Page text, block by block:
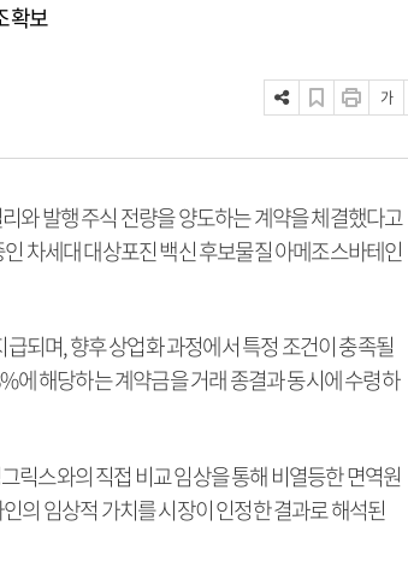
확보
가
와 발행 주식 전량을 양도하는 계약을 체결했다고
차세대 대상포진 백신 후보물질 아메조스바테인
되며, 향후 상업화 과정에서 특정 조건이 충족될
에 해당하는 계약금을 거래 종결과 동시에 수령하
릭스와의 직접 비교 임상을 통해 비열등한 면역원
의 임상적 가치를 시장이 인정한 결과로 해석된